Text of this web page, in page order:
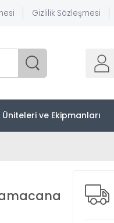
Gizlilik Sözleşmesi
Üniteleri ve Ekipmanları